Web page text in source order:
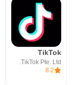
TikTok
TikTok Pte. Ltd.
8.2